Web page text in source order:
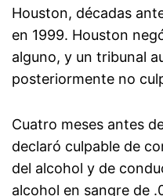
Houston, décadas
en 1999. Houston
alguno, y un tribunal
posteriormente no
Cuatro meses antes
declaró culpable de
del alcohol y de
alcohol en sangre de